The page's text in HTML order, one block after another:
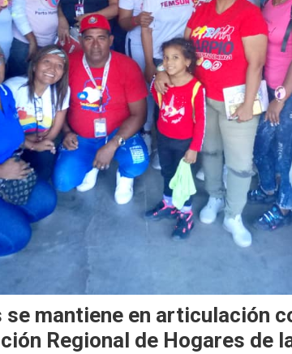
se mantiene en articulación
Regional de Hogares de